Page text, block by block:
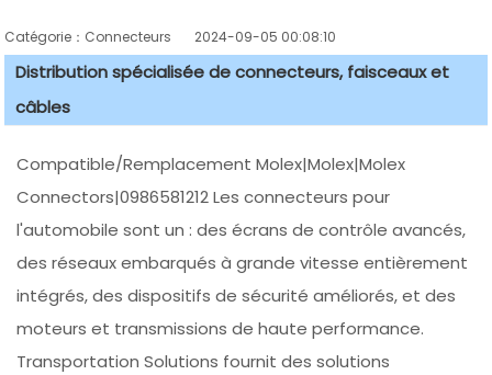
Catégorie：Connecteurs 2024-09-05 00:08:10
Distribution spécialisée de connecteurs, faisceaux et
câbles
Compatible/Remplacement Molex|Molex|Molex
Connectors|0986581212 Les connecteurs pour
l'automobile sont un : des écrans de contrôle avancés,
des réseaux embarqués à grande vitesse entièrement
intégrés, des dispositifs de sécurité améliorés, et des
moteurs et transmissions de haute performance.
Transportation Solutions fournit des solutions